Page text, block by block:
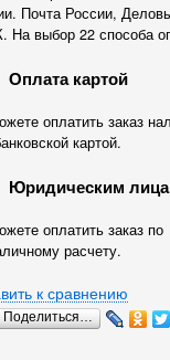
Почта России,
На выбор 22 способа
Оплата картой
оплатить заказ
картой.
Юридическим
оплатить заказ по
расчету.
к сравнению
Поделиться…